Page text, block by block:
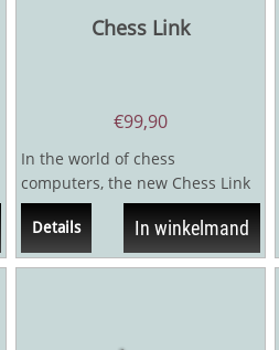
Chess Link
€99,90
In the world of chess
computers, the new Chess Link
Module (= CL-Module), which
can be connected to...
Details In winkelmand